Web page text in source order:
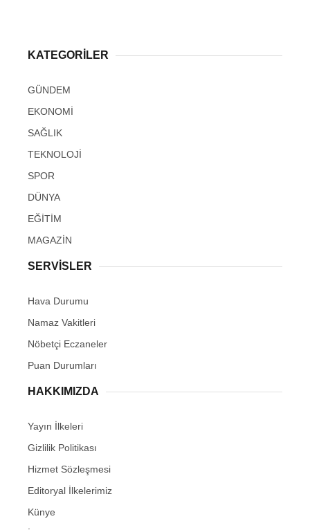
KATEGORİLER
GÜNDEM
EKONOMİ
SAĞLIK
TEKNOLOJİ
SPOR
DÜNYA
EĞİTİM
MAGAZİN
SERVİSLER
Hava Durumu
Namaz Vakitleri
Nöbetçi Eczaneler
Puan Durumları
HAKKIMIZDA
Yayın İlkeleri
Gizlilik Politikası
Hizmet Sözleşmesi
Editoryal İlkelerimiz
Künye